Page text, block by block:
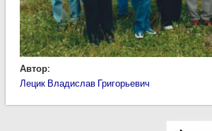
Автор:
Лецик Владислав Григорьевич